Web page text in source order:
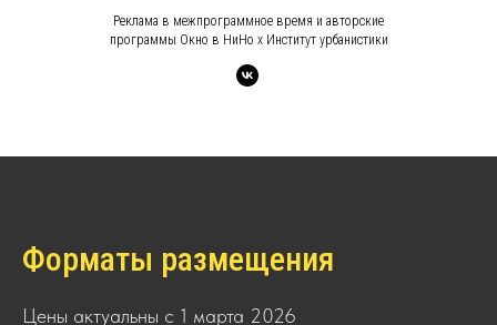
Реклама в межпрограммное время и авторские
программы Окно в НиНо х Институт урбанистики
Форматы размещения
Цены актуальны с 1 марта 2026